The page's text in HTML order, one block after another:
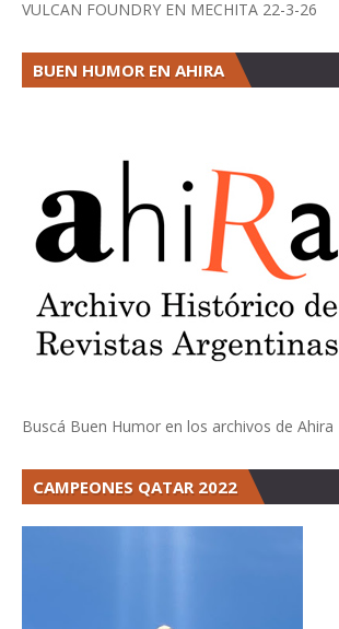
VULCAN FOUNDRY EN MECHITA 22-3-26
BUEN HUMOR EN AHIRA
Buscá Buen Humor en los archivos de Ahira
CAMPEONES QATAR 2022